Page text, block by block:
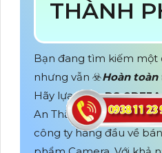
THÀNH
Bạn đang tìm kiếm một
nhưng vẫn ☣️Hoàn toàn
Hãy lựa chọnDS-
An Thành Phát
công ty hàng đầu về